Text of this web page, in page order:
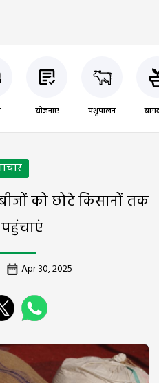
योजनाएं पशुपालन
को छोटे किसानों तक
Apr 30, 2025